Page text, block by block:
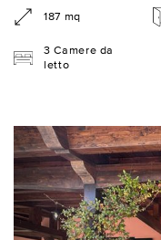
187 mq
3 Camere da
letto